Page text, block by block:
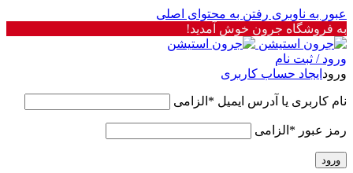
عبور به ناوبری رفتن به محتوای اصلی
به فروشگاه جرون خوش آمدید!
ورود / ثبت نام
ورود ایجاد حساب کاربری
نام کاربری یا آدرس ایمیل * الزامی
رمز عبور * الزامی
ورود